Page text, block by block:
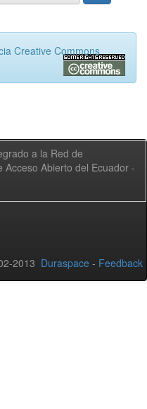
Creative Commons
a la Red de
Acceso Abierto del Ecuador -
2013 Duraspace - Feedback